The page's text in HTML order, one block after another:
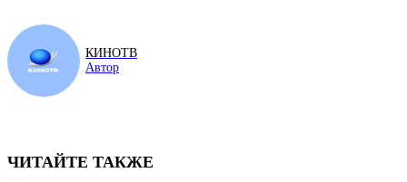
КИНОТВ
Автор
ЧИТАЙТЕ ТАКЖЕ